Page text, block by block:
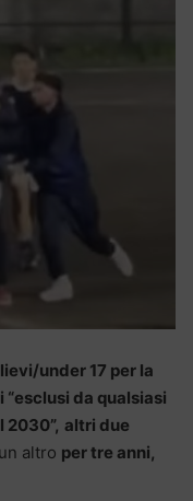
under 17 per la
da qualsiasi
2030”, altri due
altro per tre anni,